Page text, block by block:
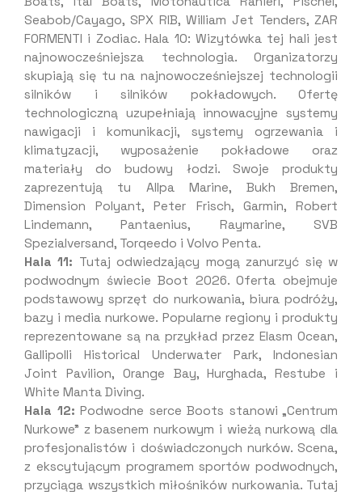
Seabob/Cayago, SPX RIB, William Jet Tenders, ZAR
FORMENTI i Zodiac. Hala 10: Wizytówka tej hali jest
najnowocześniejsza technologia. Organizatorzy
skupiają się tu na najnowocześniejszej technologii
silników i silników pokładowych. Ofertę
technologiczną uzupełniają innowacyjne systemy
nawigacji i komunikacji, systemy ogrzewania i
klimatyzacji, wyposażenie pokładowe oraz
materiały do budowy łodzi. Swoje produkty
zaprezentują tu Allpa Marine, Bukh Bremen,
Dimension Polyant, Peter Frisch, Garmin, Robert
Lindemann, Pantaenius, Raymarine, SVB
Spezialversand, Torqeedo i Volvo Penta.
Hala 11: Tutaj odwiedzający mogą zanurzyć się w
podwodnym świecie Boot 2026. Oferta obejmuje
podstawowy sprzęt do nurkowania, biura podróży,
bazy i media nurkowe. Popularne regiony i produkty
reprezentowane są na przykład przez Elasm Ocean,
Gallipolli Historical Underwater Park, Indonesian
Joint Pavilion, Orange Bay, Hurghada, Restube i
White Manta Diving.
Hala 12: Podwodne serce Boots stanowi „Centrum
Nurkowe” z basenem nurkowym i wieżą nurkową dla
profesjonalistów i doświadczonych nurków. Scena,
z ekscytującym programem sportów podwodnych,
przyciąga wszystkich miłośników nurkowania. Tutaj